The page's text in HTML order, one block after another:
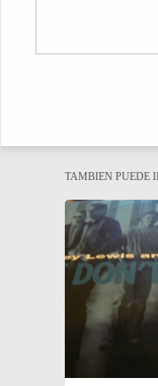
TAMBIEN PUEDE